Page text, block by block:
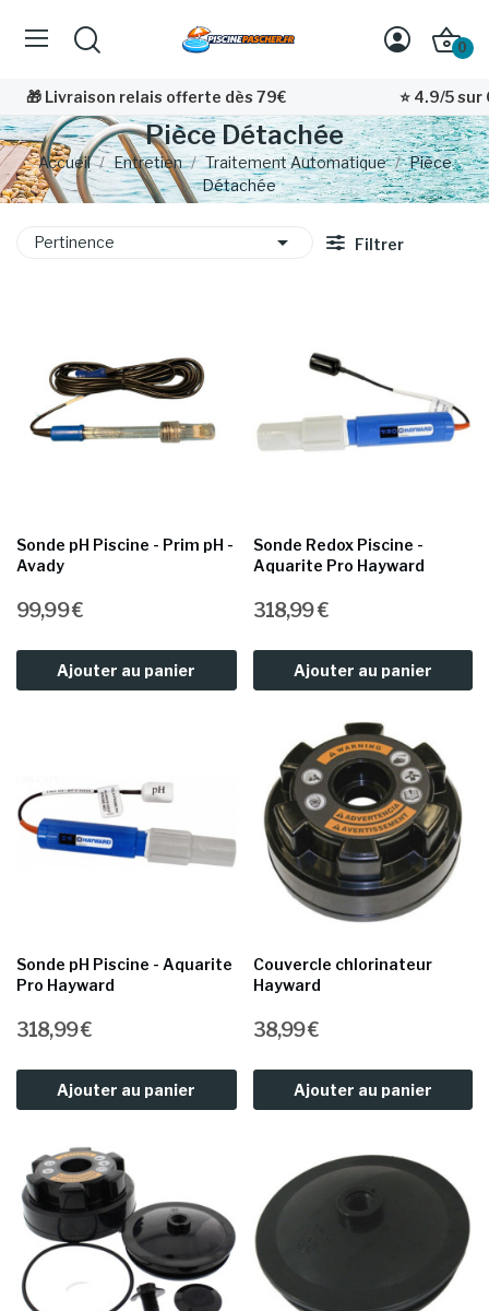
0
Livraison relais offerte dès 79€ ⭐ 4.9/5 sur
Pièce Détachée
Accueil Entretien Traitement Automatique
Pièce
Détachée
Pertinence  Filtrer
Sonde pH Piscine - Prim pH -
Avady
99,99 €
Ajouter au panier
Sonde Redox Piscine -
Aquarite Pro Hayward
318,99 €
Ajouter au panier
Sonde pH Piscine - Aquarite
Pro Hayward
318,99 €
Ajouter au panier
Couvercle chlorinateur
Hayward
38,99 €
Ajouter au panier